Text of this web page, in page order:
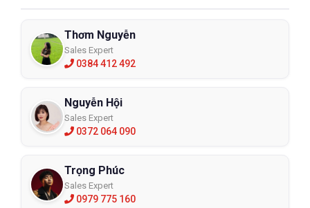
Thơm Nguyễn
Sales Expert
0384 412 492
Nguyễn Hội
Sales Expert
0372 064 090
Trọng Phúc
Sales Expert
0979 775 160